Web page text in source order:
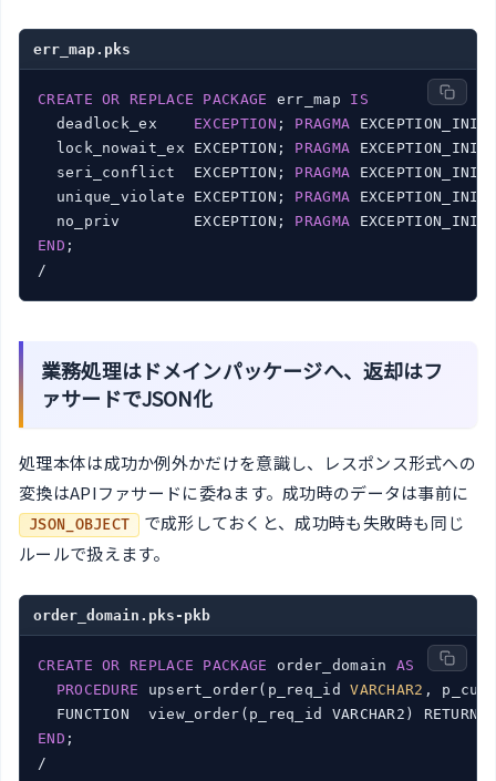
err_map.pks
CREATE OR REPLACE PACKAGE err_map IS
  deadlock_ex
EXCEPTION ; PRAGMA
  lock_nowait_ex EXCEPTION;
PRAGMA
  seri_conflict  EXCEPTION;
PRAGMA
  unique_violate EXCEPTION;
PRAGMA
  no_priv        EXCEPTION;
PRAGMA
END ;
/
業務処理はドメインパッケージへ、返却はフ
ァサードでJSON化
処理本体は成功か例外かだけを意識し、レスポンス形式への
変換はAPIファサードに委ねます。成功時のデータは事前に
JSON_OBJECT
で成形しておくと、成功時も失敗時も同じ
ルールで扱えます。
order_domain.pks-pkb
CREATE OR REPLACE PACKAGE order_domain AS
PROCEDURE upsert_order(p_req_id VARCHAR2 ,
END ;
/